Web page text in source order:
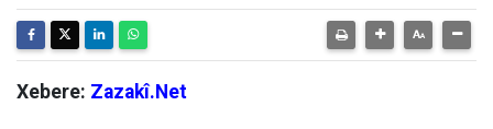
Xebere: Zazakî.Net